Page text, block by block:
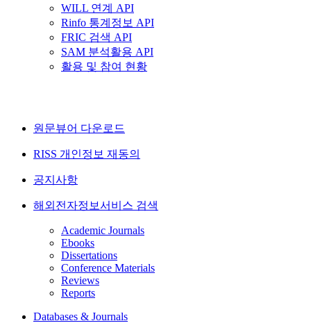
WILL 연계 API
Rinfo 통계정보 API
FRIC 검색 API
SAM 분석활용 API
활용 및 참여 현황
원문뷰어 다운로드
RISS 개인정보 재동의
공지사항
해외전자정보서비스 검색
Academic Journals
Ebooks
Dissertations
Conference Materials
Reviews
Reports
Databases & Journals